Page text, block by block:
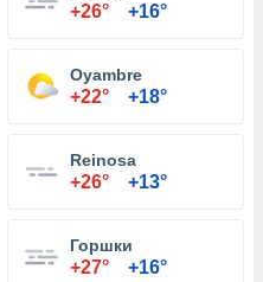
+26° +16°
Oyambre
+22° +18°
Reinosa
+26° +13°
Горшки
+27° +16°